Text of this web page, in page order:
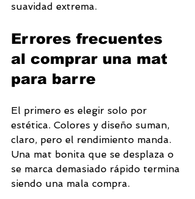
suavidad extrema.
Errores frecuentes
al comprar una mat
para barre
El primero es elegir solo por
estética. Colores y diseño suman,
claro, pero el rendimiento manda.
Una mat bonita que se desplaza o
se marca demasiado rápido termina
siendo una mala compra.